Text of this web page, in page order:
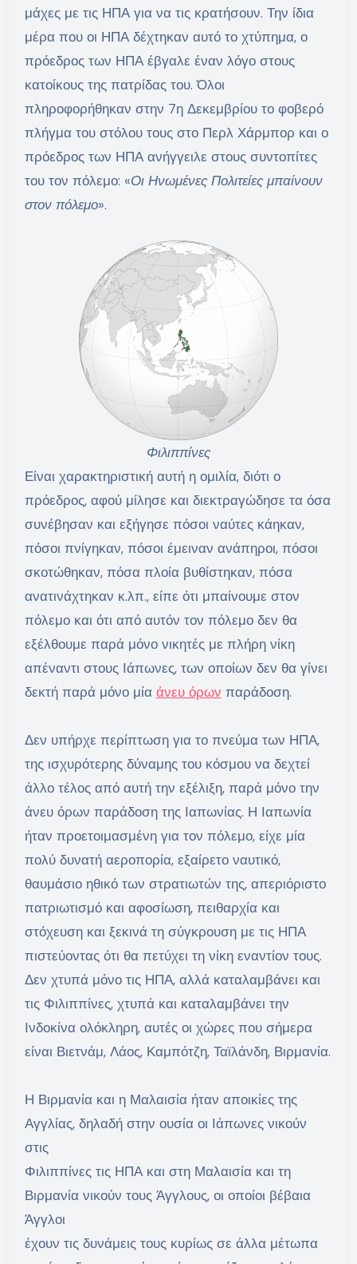
μάχες με τις ΗΠΑ για να τις κρατήσουν. Την ίδια
μέρα που οι ΗΠΑ δέχτηκαν αυτό το χτύπημα, ο
πρόεδρος των ΗΠΑ έβγαλε έναν λόγο στους
κατοίκους της πατρίδας του. Όλοι
πληροφορήθηκαν στην 7η Δεκεμβρίου το φοβερό
πλήγμα του στόλου τους στο Περλ Χάρμπορ και ο
πρόεδρος των ΗΠΑ ανήγγειλε στους συντοπίτες
του τον πόλεμο: «Οι Ηνωμένες Πολιτείες μπαίνουν
στον πόλεμο».
Φιλιππίνες
Είναι χαρακτηριστική αυτή η ομιλία, διότι ο
πρόεδρος, αφού μίλησε και διεκτραγώδησε τα όσα
συνέβησαν και εξήγησε πόσοι ναύτες κάηκαν,
πόσοι πνίγηκαν, πόσοι έμειναν ανάπηροι, πόσοι
σκοτώθηκαν, πόσα πλοία βυθίστηκαν, πόσα
ανατινάχτηκαν κ.λπ., είπε ότι μπαίνουμε στον
πόλεμο και ότι από αυτόν τον πόλεμο δεν θα
εξέλθουμε παρά μόνο νικητές με πλήρη νίκη
απέναντι στους Ιάπωνες, των οποίων δεν θα γίνει
δεκτή παρά μόνο μία άνευ όρων παράδοση.
Δεν υπήρχε περίπτωση για το πνεύμα των ΗΠΑ,
της ισχυρότερης δύναμης του κόσμου να δεχτεί
άλλο τέλος από αυτή την εξέλιξη, παρά μόνο την
άνευ όρων παράδοση της Ιαπωνίας. Η Ιαπωνία
ήταν προετοιμασμένη για τον πόλεμο, είχε μία
πολύ δυνατή αεροπορία, εξαίρετο ναυτικό,
θαυμάσιο ηθικό των στρατιωτών της, απεριόριστο
πατριωτισμό και αφοσίωση, πειθαρχία και
στόχευση και ξεκινά τη σύγκρουση με τις ΗΠΑ
πιστεύοντας ότι θα πετύχει τη νίκη εναντίον τους.
Δεν χτυπά μόνο τις ΗΠΑ, αλλά καταλαμβάνει και
τις Φιλιππίνες, χτυπά και καταλαμβάνει την
Ινδοκίνα ολόκληρη, αυτές οι χώρες που σήμερα
είναι Βιετνάμ, Λάος, Καμπότζη, Ταϊλάνδη, Βιρμανία.
Η Βιρμανία και η Μαλαισία ήταν αποικίες της
Αγγλίας, δηλαδή στην ουσία οι Ιάπωνες νικούν
στις
Φιλιππίνες τις ΗΠΑ και στη Μαλαισία και τη
Βιρμανία νικούν τους Άγγλους, οι οποίοι βέβαια
Άγγλοι
έχουν τις δυνάμεις τους κυρίως σε άλλα μέτωπα